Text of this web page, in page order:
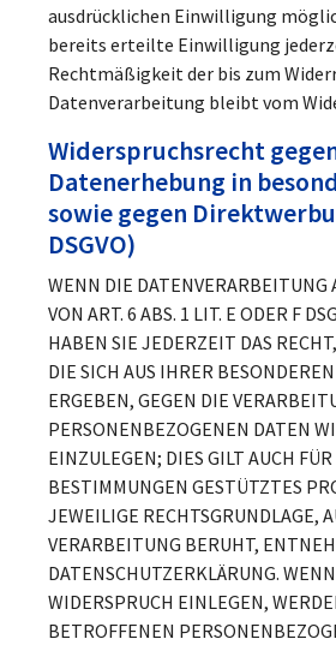
ausdrücklichen Einwilligung
bereits erteilte Einwilligung
Rechtmäßigkeit der bis zum
Datenverarbeitung bleibt vom
Widerspruchsrecht
Datenerhebung in
sowie gegen
DSGVO)
WENN DIE DATENVERARBEITUNG
VON ART. 6 ABS. 1 LIT. E ODER F
HABEN SIE JEDERZEIT DAS
DIE SICH AUS IHRER
ERGEBEN, GEGEN DIE
PERSONENBEZOGENEN DATEN
EINZULEGEN; DIES GILT AUCH
BESTIMMUNGEN GESTÜTZTES
JEWEILIGE RECHTSGRUNDLAGE,
VERARBEITUNG BERUHT,
DATENSCHUTZERKLÄRUNG.
WIDERSPRUCH EINLEGEN,
BETROFFENEN